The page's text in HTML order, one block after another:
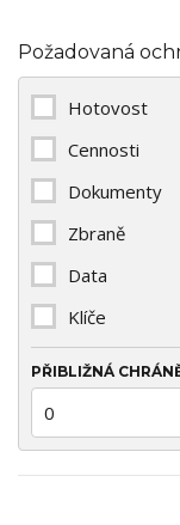
Požadovaná
Hotovost
Cennosti
Dokumenty
Zbraně
Data
Klíče
PŘIBLIŽNÁ